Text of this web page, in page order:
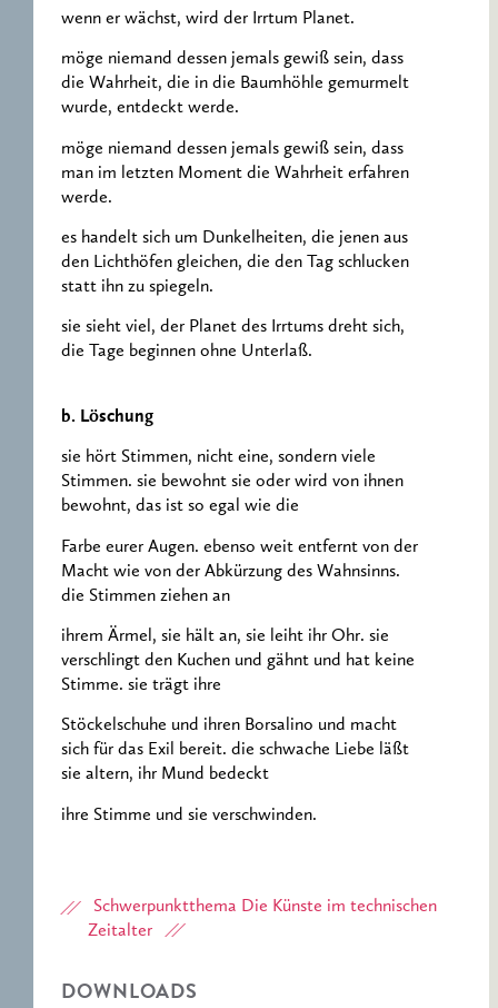
wenn er wächst, wird der Irrtum Planet.
möge niemand dessen jemals gewiß sein, dass
die Wahrheit, die in die Baumhöhle gemurmelt
wurde, entdeckt werde.
möge niemand dessen jemals gewiß sein, dass
man im letzten Moment die Wahrheit erfahren
werde.
es handelt sich um Dunkelheiten, die jenen aus
den Lichthöfen gleichen, die den Tag schlucken
statt ihn zu spiegeln.
sie sieht viel, der Planet des Irrtums dreht sich,
die Tage beginnen ohne Unterlaß.
b. Löschung
sie hört Stimmen, nicht eine, sondern viele
Stimmen. sie bewohnt sie oder wird von ihnen
bewohnt, das ist so egal wie die
Farbe eurer Augen. ebenso weit entfernt von der
Macht wie von der Abkürzung des Wahnsinns.
die Stimmen ziehen an
ihrem Ärmel, sie hält an, sie leiht ihr Ohr. sie
verschlingt den Kuchen und gähnt und hat keine
Stimme. sie trägt ihre
Stöckelschuhe und ihren Borsalino und macht
sich für das Exil bereit. die schwache Liebe läßt
sie altern, ihr Mund bedeckt
ihre Stimme und sie verschwinden.
Schwerpunktthema Die Künste im technischen
Zeitalter
DOWNLOADS